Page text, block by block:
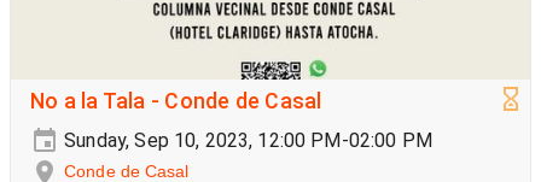
No a la Tala - Conde de Casal
Sunday, Sep 10, 2023, 12:00 PM-02:00 PM
Conde de Casal